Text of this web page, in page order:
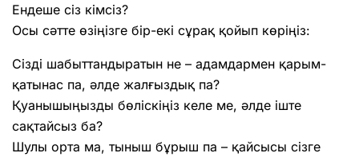
Ендеше сіз кімсіз?
Осы сәтте өзіңізге бір-екі сұрақ қойып көріңіз:
Сізді шабыттандыратын не – адамдармен қарым-
қатынас па, әлде жалғыздық па?
Қуанышыңызды бөліскіңіз келе ме, әлде іште
сақтайсыз ба?
Шулы орта ма, тыныш бұрыш па – қайсысы сізге